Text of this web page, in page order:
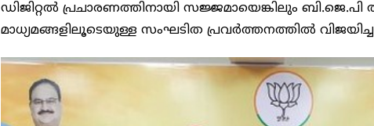
ഡിജിറ്റൽ പ്രചാരണത്തിനായി സജ്ജമായെങ്കിലും
മാധ്യമങ്ങളിലൂടെയുള്ള സംഘടിത പ്രവർത്തനത്തിൽ